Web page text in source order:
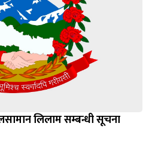
लिलाम सम्बन्धी सूचना